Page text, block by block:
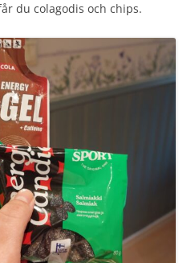
du colagodis och chips.